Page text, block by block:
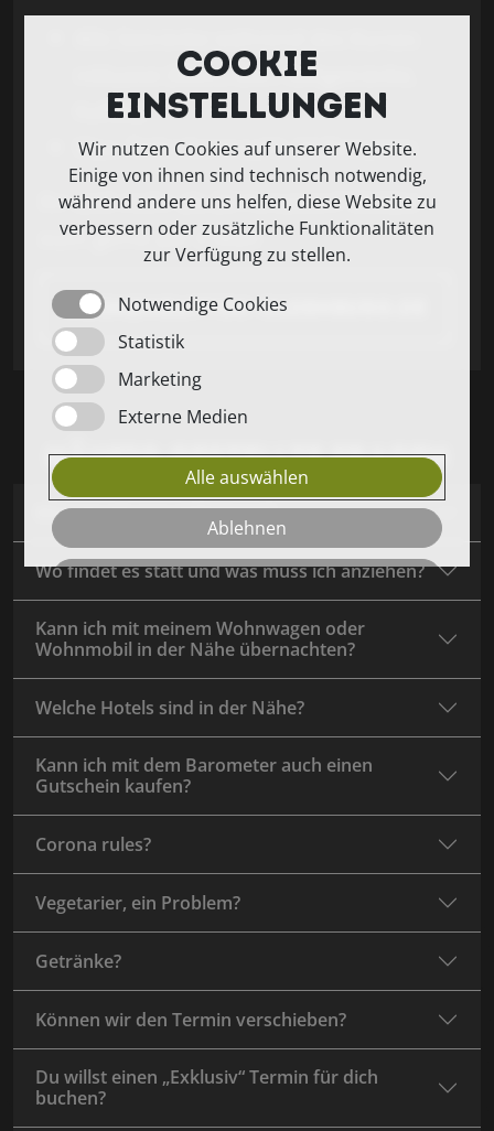
Cookie
Einstellungen
Wir nutzen Cookies auf unserer Website.
Einige von ihnen sind technisch notwendig,
während andere uns helfen, diese Website zu
verbessern oder zusätzliche Funktionalitäten
zur Verfügung zu stellen.
Notwendige Cookies
Statistik
Marketing
Externe Medien
Alle auswählen
Ablehnen
Speichern
Details einblenden
inklusive (Wein, Bier, Softgetränke,
Kaffee)
Max. Teilnehmerzahl: 24 Personen
Ihr seid mehr als 20 Personen? Meldet
euch gerne per E-Mail:
moin@meatyou-oldenburg.de
Häufig gestellte Fragen
Müssen wir was mitbringen?
Wo findet es statt und was muss ich anziehen?
Kann ich mit meinem Wohnwagen oder
Wohnmobil in der Nähe übernachten?
Welche Hotels sind in der Nähe?
Kann ich mit dem Barometer auch einen
Gutschein kaufen?
Corona rules?
Vegetarier, ein Problem?
Getränke?
Können wir den Termin verschieben?
Du willst einen „Exklusiv“ Termin für dich
buchen?